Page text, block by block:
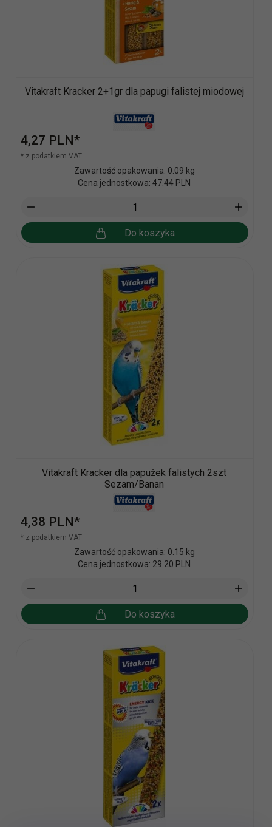
Vitakraft Kracker 2+1gr dla papugi falistej miodowej
4,27 PLN*
* z podatkiem VAT
Zawartość opakowania: 0.09 kg
Cena jednostkowa: 47.44 PLN
Do koszyka
Vitakraft Kracker dla papużek falistych 2szt
Sezam/Banan
4,38 PLN*
* z podatkiem VAT
Zawartość opakowania: 0.15 kg
Cena jednostkowa: 29.20 PLN
Do koszyka